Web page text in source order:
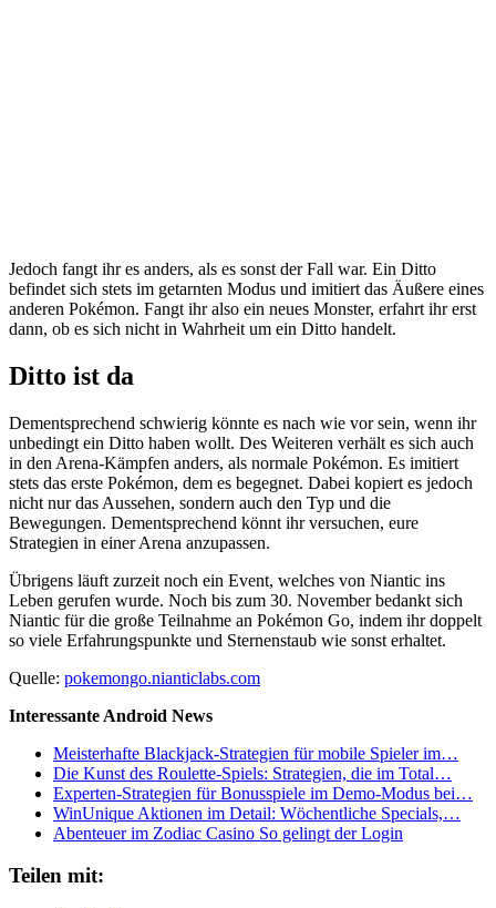
Jedoch fangt ihr es anders, als es sonst der Fall war. Ein Ditto
befindet sich stets im getarnten Modus und imitiert das Äußere eines
anderen Pokémon. Fangt ihr also ein neues Monster, erfahrt ihr erst
dann, ob es sich nicht in Wahrheit um ein Ditto handelt.
Ditto ist da
Dementsprechend schwierig könnte es nach wie vor sein, wenn ihr
unbedingt ein Ditto haben wollt. Des Weiteren verhält es sich auch
in den Arena-Kämpfen anders, als normale Pokémon. Es imitiert
stets das erste Pokémon, dem es begegnet. Dabei kopiert es jedoch
nicht nur das Aussehen, sondern auch den Typ und die
Bewegungen. Dementsprechend könnt ihr versuchen, eure
Strategien in einer Arena anzupassen.
Übrigens läuft zurzeit noch ein Event, welches von Niantic ins
Leben gerufen wurde. Noch bis zum 30. November bedankt sich
Niantic für die große Teilnahme an Pokémon Go, indem ihr doppelt
so viele Erfahrungspunkte und Sternenstaub wie sonst erhaltet.
Quelle: pokemongo.nianticlabs.com
Interessante Android News
Meisterhafte Blackjack‑Strategien für mobile Spieler im…
Die Kunst des Roulette‑Spiels: Strategien, die im Total…
Experten‑Strategien für Bonusspiele im Demo‑Modus bei…
WinUnique Aktionen im Detail: Wöchentliche Specials,…
Abenteuer im Zodiac Casino So gelingt der Login
Teilen mit: